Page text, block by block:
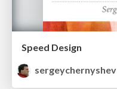
Speed Design
sergeychernyshev